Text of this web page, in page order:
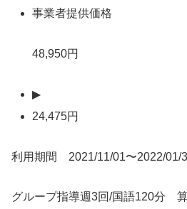
事業者提供価格
48,950円
▶
24,475円
利用期間 2021/11/01〜2022/01/
グループ指導週3回/国語120分